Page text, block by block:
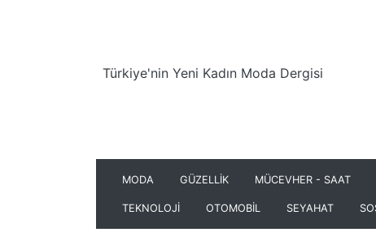
Türkiye'nin Yeni Kadın Moda Dergisi
MODA GÜZELLİK MÜCEVHER - SAAT
TEKNOLOJİ OTOMOBİL SEYAHAT